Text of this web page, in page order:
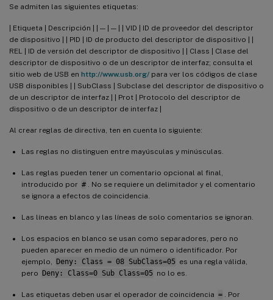
Se admiten las siguientes etiquetas:
| Etiqueta | Descripción | | — | — | | VID | ID de proveedor del descriptor
de dispositivo | | PID | ID de producto del descriptor de dispositivo | |
REL | ID de versión del descriptor de dispositivo | | Class | Clase del
descriptor de dispositivo o de un descriptor de interfaz; consulta el
sitio web de USB en http://www.usb.org/ para ver los códigos de clase
USB disponibles | | SubClass | Subclase del descriptor de dispositivo o
de un descriptor de interfaz | | Prot | Protocolo del descriptor de
dispositivo o de un descriptor de interfaz |
Al crear reglas de directiva, ten en cuenta lo siguiente:
Las reglas no distinguen entre mayúsculas y minúsculas.
Las reglas pueden tener un comentario opcional al final,
introducido por # . No se requiere un delimitador y el comentario
se ignora a efectos de coincidencia.
Las líneas en blanco y las líneas de solo comentarios se ignoran.
Los espacios en blanco se usan como separadores, pero no
pueden aparecer en medio de un número o identificador. Por
ejemplo,
Deny: Class = 08 SubClass=05 es una regla válida,
pero
Deny: Class=0 Sub Class=05 no lo es.
Las etiquetas deben usar el operador de coincidencia = . Por